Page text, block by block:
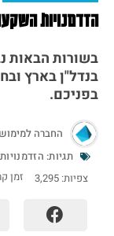
הזדמנויות
בשורות הבאות
בנדל"ן בארץ
בפניכם.
החברה
תגיות:
צפיות: 3,295 זמן